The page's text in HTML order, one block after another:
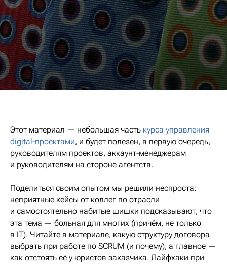
Этот материал — небольшая часть курса управления
digital-проектами, и будет полезен, в первую очередь,
руководителям проектов, аккаунт-менеджерам
и руководителям на стороне агентств.
Поделиться своим опытом мы решили неспроста:
неприятные кейсы от коллег по отрасли
и самостоятельно набитые шишки подсказывают, что
эта тема — больная для многих (причём, не только
в IT). Читайте в материале, какую структуру договора
выбрать при работе по SCRUM (и почему), а главное —
как отстоять её у юристов заказчика. Лайфхаки при